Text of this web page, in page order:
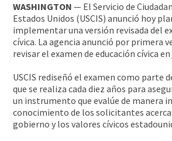
WASHINGTON — El Servicio de
Estados Unidos (USCIS) anunció hoy
implementar una versión revisada del
cívica. La agencia anunció por primera
revisar el examen de educación cívica en
USCIS rediseñó el examen como parte
que se realiza cada diez años para
un instrumento que evalúe de manera
conocimiento de los solicitantes
gobierno y los valores cívicos